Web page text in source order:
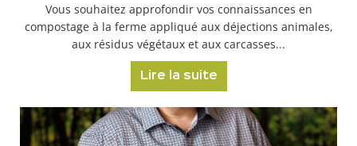
Vous souhaitez approfondir vos connaissances en
compostage à la ferme appliqué aux déjections animales,
aux résidus végétaux et aux carcasses...
Lire la suite